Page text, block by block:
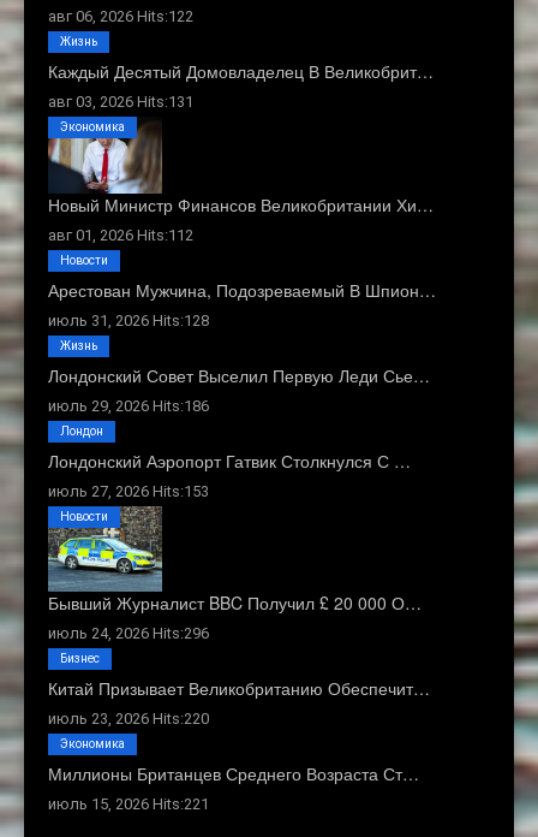
авг 06, 2026 Hits:122
Каждый Десятый Домовладелец В Великобрит…
авг 03, 2026 Hits:131
Жизнь
Новый Министр Финансов Великобритании Хи…
авг 01, 2026 Hits:112
Экономика
Арестован Мужчина, Подозреваемый В Шпион…
июль 31, 2026 Hits:128
Новости
Лондонский Совет Выселил Первую Леди Сье…
июль 29, 2026 Hits:186
Жизнь
Лондонский Аэропорт Гатвик Столкнулся С …
июль 27, 2026 Hits:153
Лондон
Бывший Журналист BBC Получил £ 20 000 О…
июль 24, 2026 Hits:296
Новости
Китай Призывает Великобританию Обеспечит…
июль 23, 2026 Hits:220
Бизнес
Миллионы Британцев Среднего Возраста Ст…
июль 15, 2026 Hits:221
Экономика